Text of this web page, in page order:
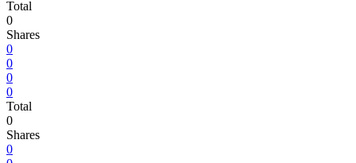
Total
0
Shares
0
0
0
0
Total
0
Shares
0